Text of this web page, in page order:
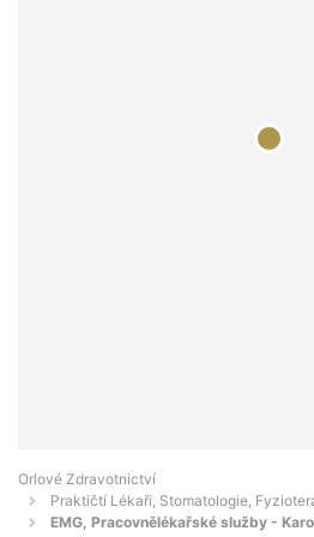
Orlové Zdravotnictví
Praktičtí Lékaři, Stomatologie,
EMG, Pracovnělékařské služby -